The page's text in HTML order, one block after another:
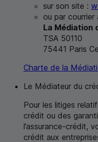
sur son site :
ou par courrier
La Médiation
TSA 50110
75441 Paris
Charte de la
Le Médiateur du
Pour les litiges
crédit ou des
l’assurance-crédit,
crédit aux